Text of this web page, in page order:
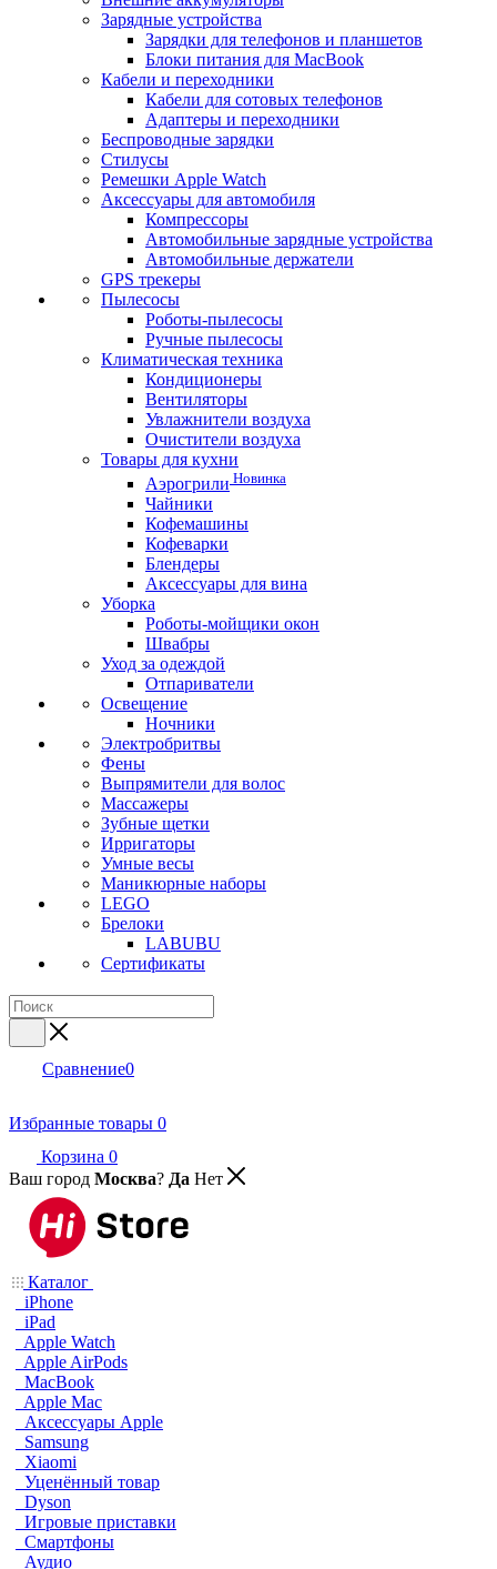
Зарядные устройства
Зарядки для телефонов и планшетов
Блоки питания для MacBook
Кабели и переходники
Кабели для сотовых телефонов
Адаптеры и переходники
Беспроводные зарядки
Стилусы
Ремешки Apple Watch
Аксессуары для автомобиля
Компрессоры
Автомобильные зарядные устройства
Автомобильные держатели
GPS трекеры
Пылесосы
Роботы-пылесосы
Ручные пылесосы
Климатическая техника
Кондиционеры
Вентиляторы
Увлажнители воздуха
Очистители воздуха
Товары для кухни
Аэрогрили Новинка
Чайники
Кофемашины
Кофеварки
Блендеры
Аксессуары для вина
Уборка
Роботы-мойщики окон
Швабры
Уход за одеждой
Отпариватели
Освещение
Ночники
Электробритвы
Фены
Выпрямители для волос
Массажеры
Зубные щетки
Ирригаторы
Умные весы
Маникюрные наборы
LEGO
Брелоки
LABUBU
Сертификаты
Сравнение0
Избранные товары 0
Корзина 0
Ваш город Москва? Да Нет
Каталог
iPhone
iPad
Apple Watch
Apple AirPods
MacBook
Apple Mac
Аксессуары Apple
Samsung
Xiaomi
Уценённый товар
Dyson
Игровые приставки
Смартфоны
Аудио